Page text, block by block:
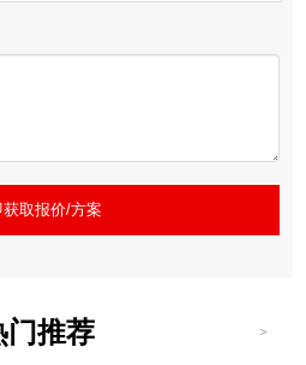
获取报价/方案
门推荐 >